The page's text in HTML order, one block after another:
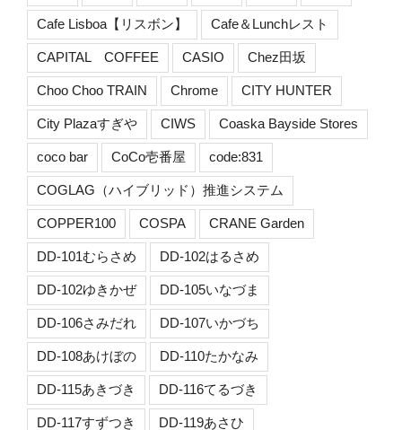
Cafe Lisboa【リスボン】 Cafe＆Lunchレスト
CAPITAL COFFEE CASIO Chez田坂
Choo Choo TRAIN Chrome CITY HUNTER
City Plazaすぎや CIWS Coaska Bayside Stores
coco bar CoCo壱番屋 code:831
COGLAG（ハイブリッド）推進システム
COPPER100 COSPA CRANE Garden
DD-101むらさめ DD-102はるさめ
DD-102ゆきかぜ DD-105いなづま
DD-106さみだれ DD-107いかづち
DD-108あけぼの DD-110たかなみ
DD-115あきづき DD-116てるづき
DD-117すずつき DD-119あさひ